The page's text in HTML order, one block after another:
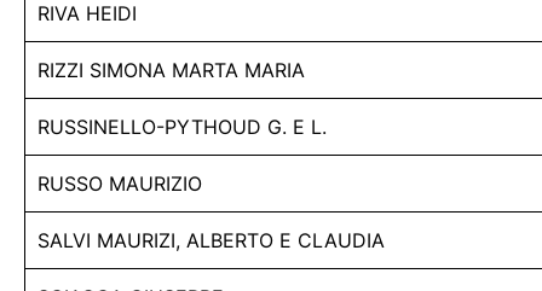
RIVA HEIDI
RIZZI SIMONA MARTA MARIA
RUSSINELLO-PYTHOUD G. E L.
RUSSO MAURIZIO
SALVI MAURIZI, ALBERTO E CLAUDIA